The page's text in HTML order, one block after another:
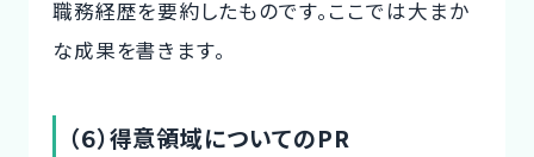
職務経歴を要約したものです。ここでは大まか
な成果を書きます。
（６）得意領域についてのPR